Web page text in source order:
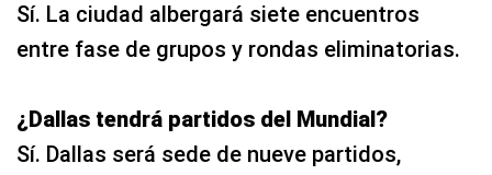
Sí. La ciudad albergará siete encuentros
entre fase de grupos y rondas eliminatorias.
¿Dallas tendrá partidos del Mundial?
Sí. Dallas será sede de nueve partidos,